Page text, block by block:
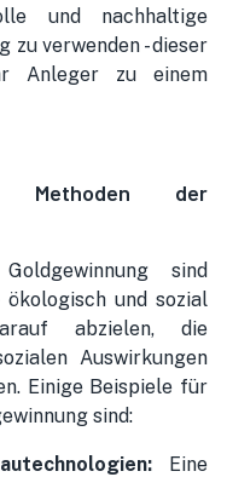
und nachhaltige
zu verwenden - dieser
Anleger zu einem
Methoden der
sind
ökologisch und sozial
abzielen, die
Auswirkungen
Einige Beispiele für
sind:
Eine